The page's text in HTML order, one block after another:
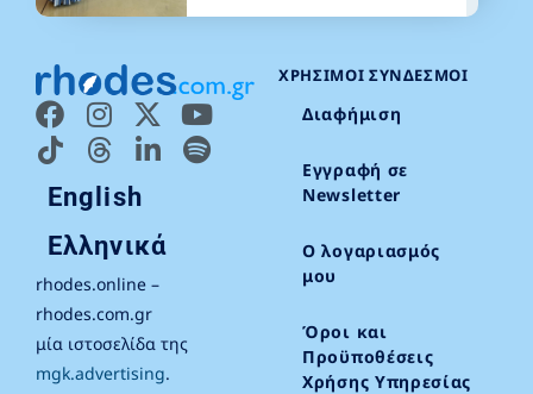
English
Ελληνικά
rhodes.online –
rhodes.com.gr
μία ιστοσελίδα της
mgk.advertising.
ΧΡΉΣΙΜΟΙ ΣΎΝΔΕΣΜΟΙ
Διαφήμιση
Εγγραφή σε
Newsletter
Ο λογαριασμός
μου
Όροι και
Προϋποθέσεις
Χρήσης Υπηρεσίας